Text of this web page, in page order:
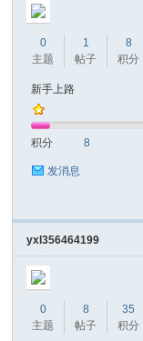
0
主题
1
帖子
8
积分
新手上路
积分 8
发消息
yxl356464199
0
主题
8
帖子
35
积分